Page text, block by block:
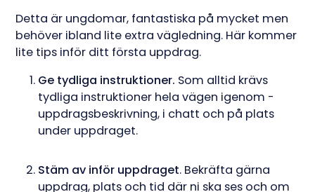
Detta är ungdomar, fantastiska på mycket men
behöver ibland lite extra vägledning. Här kommer
lite tips inför ditt första uppdrag.
Ge tydliga instruktioner. Som alltid krävs
tydliga instruktioner hela vägen igenom -
uppdragsbeskrivning, i chatt och på plats
under uppdraget.
Stäm av inför uppdraget. Bekräfta gärna
uppdrag, plats och tid där ni ska ses och om